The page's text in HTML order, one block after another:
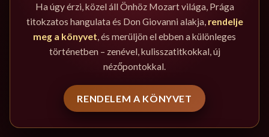
Ha úgy érzi, közel áll Önhöz Mozart világa, Prága
titokzatos hangulata és Don Giovanni alakja, rendelje
meg a könyvet, és merüljön el ebben a különleges
történetben – zenével, kulisszatitkokkal, új
nézőpontokkal.
RENDELEM A KÖNYVET